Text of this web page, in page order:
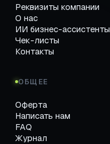
Реквизиты компании
О нас
ИИ бизнес-ассистенты
Чек-листы
Контакты
ОБЩЕЕ
Оферта
Написать нам
FAQ
Журнал